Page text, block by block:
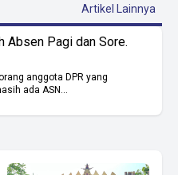
Artikel Lainnya
Absen Pagi dan Sore.
anggota DPR yang
ada ASN...